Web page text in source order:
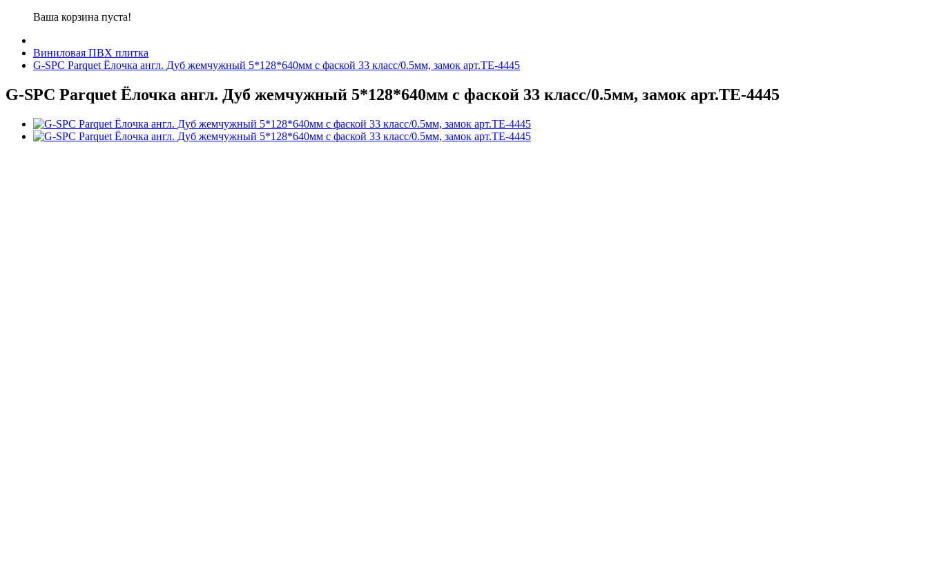
Ваша корзина пуста!
Виниловая ПВХ плитка
G-SPC Parquet Ёлочка англ. Дуб жемчужный 5*128*640мм с фаской 33 класс/0.5мм, замок арт.TЕ-4445
G-SPC Parquet Ёлочка англ. Дуб жемчужный 5*128*640мм с фаской 33 класс/0.5мм, замок арт.TЕ-4445